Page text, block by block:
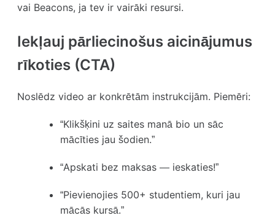
vai Beacons, ja tev ir vairāki resursi.
Iekļauj pārliecinošus aicinājumus
rīkoties (CTA)
Noslēdz video ar konkrētām instrukcijām. Piemēri:
“Klikšķini uz saites manā bio un sāc
mācīties jau šodien.”
“Apskati bez maksas — ieskaties!”
“Pievienojies 500+ studentiem, kuri jau
mācās kursā.”